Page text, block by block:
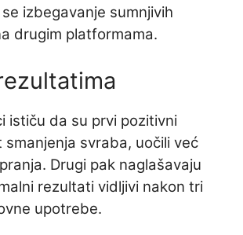
izbegavanje sumnjivih
drugim platformama.
ističu da su prvi pozitivni
svraba, uočili već
Drugi pak naglašavaju
rezultati vidljivi nakon tri
upotrebe.